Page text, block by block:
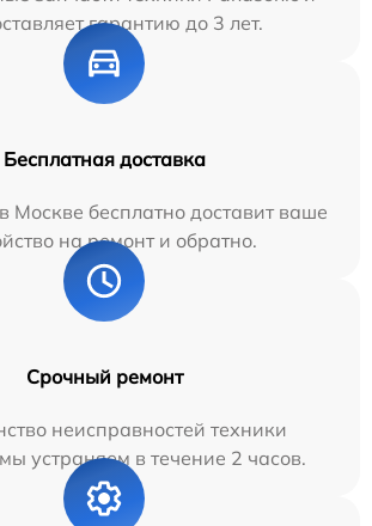
гарантию до 3 лет.
Бесплатная доставка
Москве бесплатно доставит ваше
на ремонт и обратно.
Срочный ремонт
неисправностей техники
устраняем в течение 2 часов.